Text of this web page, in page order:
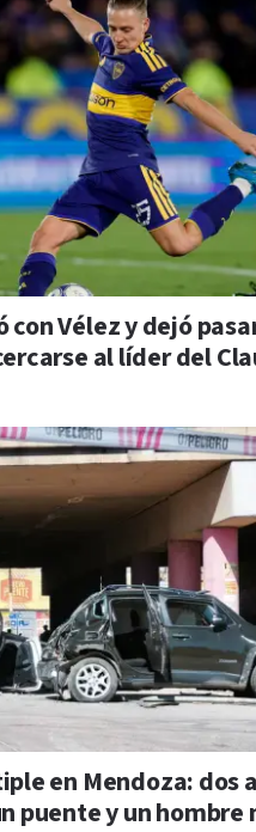
con Vélez y dejó
al líder del
en Mendoza: dos
puente y un hombre